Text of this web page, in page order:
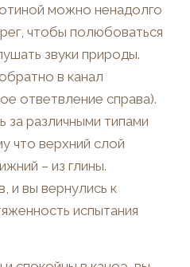
можно ненадолго
чтобы полюбоваться
звуки природы.
в канал
ответвление справа).
различными типами
что верхний слой
– из глины.
и вы вернулись к
испытания